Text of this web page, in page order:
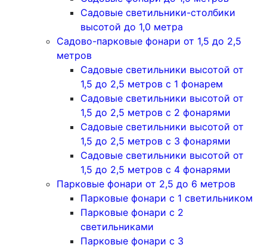
Садовые светильники-столбики
высотой до 1,0 метра
Садово-парковые фонари от 1,5 до 2,5
метров
Садовые светильники высотой от
1,5 до 2,5 метров с 1 фонарем
Садовые светильники высотой от
1,5 до 2,5 метров с 2 фонарями
Садовые светильники высотой от
1,5 до 2,5 метров с 3 фонарями
Садовые светильники высотой от
1,5 до 2,5 метров с 4 фонарями
Парковые фонари от 2,5 до 6 метров
Парковые фонари с 1 светильником
Парковые фонари с 2
светильниками
Парковые фонари с 3